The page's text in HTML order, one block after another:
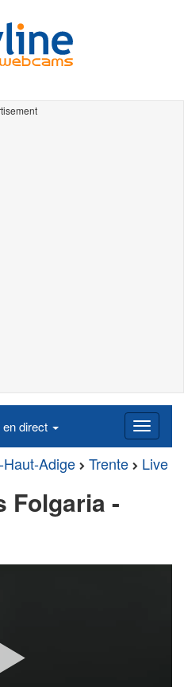
direct
Haut-Adige Trente Live
Folgaria -